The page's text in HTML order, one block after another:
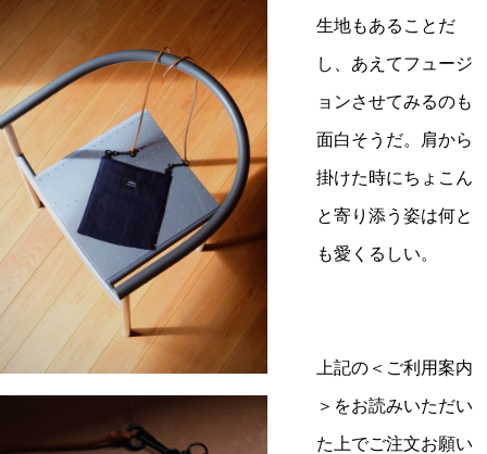
生地もあることだ
し、あえてフュージ
ョンさせてみるのも
面白そうだ。肩から
掛けた時にちょこん
と寄り添う姿は何と
も愛くるしい。
上記の＜ご利用案内
＞をお読みいただい
た上でご注文お願い